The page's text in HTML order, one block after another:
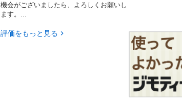
機会がございましたら、よろしくお願いし
ます。...
評価をもっと見る